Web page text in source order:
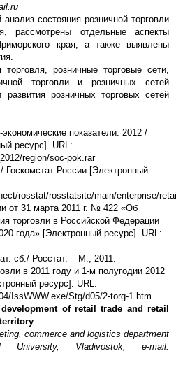
состояния розничной торговли
рассмотрены отдельные аспекты
края, а также выявлены
торговля, розничные торговые сети,
торговли и розничных сетей
развития розничных торговых сетей
показатели. 2012 /
ресурс]. URL:
region/soc-pok.rar
Госкомстат России [Электронный
rosstat/rosstatsite/main/enterprise/
от 31 марта 2011 г. № 422 «Об
торговли в Российской Федерации
года» [Электронный ресурс]. URL:
сб./ Росстат. – M., 2011.
в 2011 году и 1-м полугодии 2012
ресурс]. URL:
IssWWW.exe/Stg/d05/2-torg-1.htm
of retail trade and retail
commerce and logistics department
University, Vladivostok, e-mail: